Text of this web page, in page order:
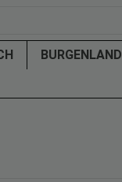
BURGENLAND